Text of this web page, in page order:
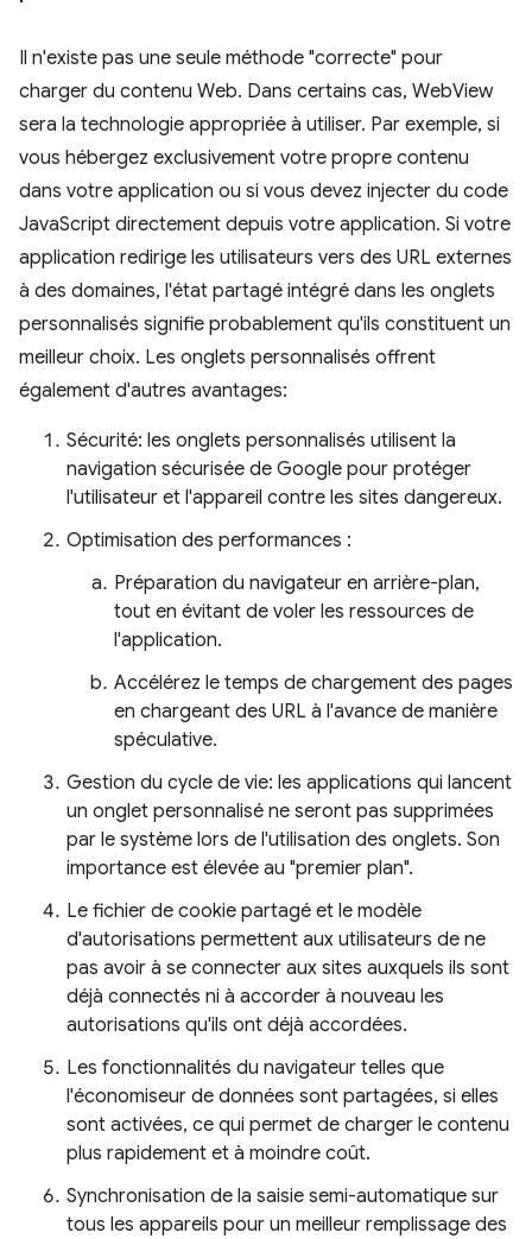
Il n'existe pas une seule méthode "correcte" pour
charger du contenu Web. Dans certains cas, WebView
sera la technologie appropriée à utiliser. Par exemple, si
vous hébergez exclusivement votre propre contenu
dans votre application ou si vous devez injecter du code
JavaScript directement depuis votre application. Si votre
application redirige les utilisateurs vers des URL externes
à des domaines, l'état partagé intégré dans les onglets
personnalisés signifie probablement qu'ils constituent un
meilleur choix. Les onglets personnalisés offrent
également d'autres avantages:
Sécurité: les onglets personnalisés utilisent la
navigation sécurisée de Google pour protéger
l'utilisateur et l'appareil contre les sites dangereux.
Optimisation des performances :
Préparation du navigateur en arrière-plan,
tout en évitant de voler les ressources de
l'application.
Accélérez le temps de chargement des pages
en chargeant des URL à l'avance de manière
spéculative.
Gestion du cycle de vie: les applications qui lancent
un onglet personnalisé ne seront pas supprimées
par le système lors de l'utilisation des onglets. Son
importance est élevée au "premier plan".
Le fichier de cookie partagé et le modèle
d'autorisations permettent aux utilisateurs de ne
pas avoir à se connecter aux sites auxquels ils sont
déjà connectés ni à accorder à nouveau les
autorisations qu'ils ont déjà accordées.
Les fonctionnalités du navigateur telles que
l'économiseur de données sont partagées, si elles
sont activées, ce qui permet de charger le contenu
plus rapidement et à moindre coût.
Synchronisation de la saisie semi-automatique sur
tous les appareils pour un meilleur remplissage des